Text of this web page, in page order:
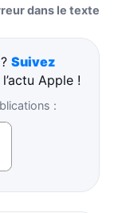
dans le texte
Suivez
Apple !
: